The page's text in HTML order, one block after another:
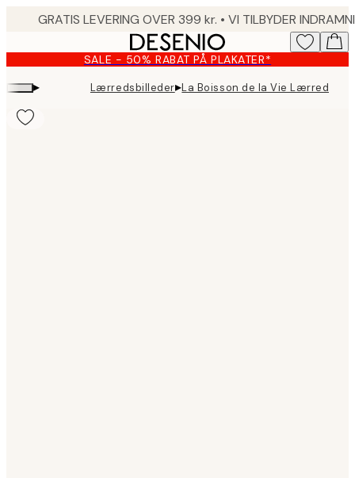
content.
SALE - 50% RABAT PÅ PLAKATER*
▸ Lærredsbilleder▸La Boisson de la Vie Lærred